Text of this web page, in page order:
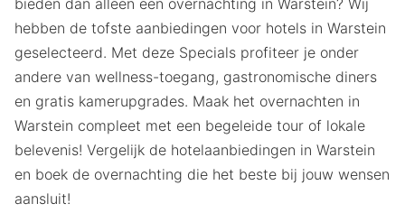
hebben de tofste aanbiedingen voor hotels in Warstein
geselecteerd. Met deze Specials profiteer je onder
andere van wellness-toegang, gastronomische diners
en gratis kamerupgrades. Maak het overnachten in
Warstein compleet met een begeleide tour of lokale
belevenis! Vergelijk de hotelaanbiedingen in Warstein
en boek de overnachting die het beste bij jouw wensen
aansluit!